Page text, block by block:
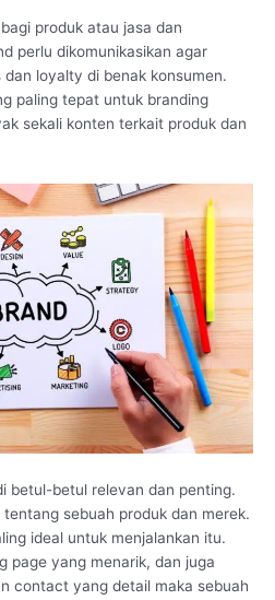
produk atau jasa dan
perlu dikomunikasikan agar
loyalty di benak konsumen.
paling tepat untuk branding
sekali konten terkait produk dan
betul-betul relevan dan penting.
sebuah produk dan merek.
ideal untuk menjalankan itu.
page yang menarik, dan juga
contact yang detail maka sebuah